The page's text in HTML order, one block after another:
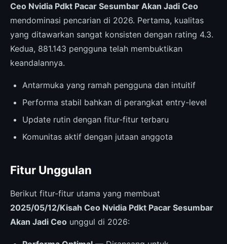
Ceo Nvidia Pdkt Pacar Sesumbar Akan Jadi Ceo
mendominasi pencarian di 2026. Pertama, kualitas
yang ditawarkan sangat konsisten dengan rating 4.3.
Kedua, 881.143 pengguna telah membuktikan
keandalannya.
Antarmuka yang ramah pengguna dan intuitif
Performa stabil bahkan di perangkat entry-level
Update rutin dengan fitur-fitur terbaru
Komunitas aktif dengan jutaan anggota
Fitur Unggulan
Berikut fitur-fitur utama yang membuat
2025/05/12/Kisah Ceo Nvidia Pdkt Pacar Sesumbar
Akan Jadi Ceo unggul di 2026: